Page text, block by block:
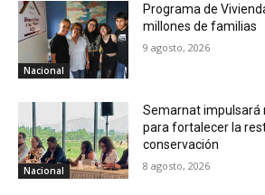
Nacional
Programa de
millones de familias
9 agosto, 2026
Nacional
Semarnat impulsará
para fortalecer la
conservación
8 agosto, 2026